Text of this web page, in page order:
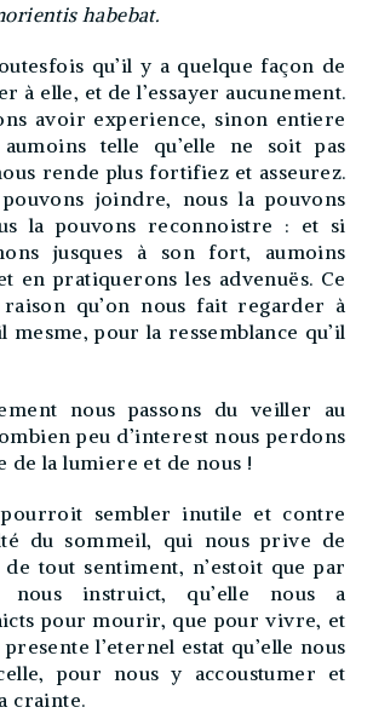
habebat.
qu’il y a quelque façon de
à elle, et de l’essayer aucunement.
avoir experience, sinon entiere
telle qu’elle ne soit pas
rende plus fortifiez et asseurez.
joindre, nous la pouvons
la pouvons reconnoistre : et si
jusques à son fort, aumoins
en pratiquerons les advenuës. Ce
raison qu’on nous fait regarder à
mesme, pour la ressemblance qu’il
nous passons du veiller au
peu d’interest nous perdons
de la lumiere et de nous !
pourroit sembler inutile et contre
du sommeil, qui nous prive de
tout sentiment, n’estoit que par
nous instruict, qu’elle nous a
pour mourir, que pour vivre, et
l’eternel estat qu’elle nous
pour nous y accoustumer et
crainte.